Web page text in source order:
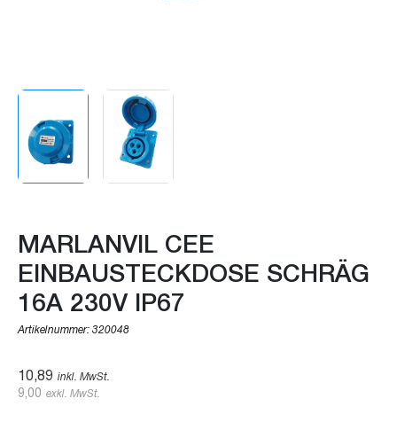
MARLANVIL CEE
EINBAUSTECKDOSE SCHRÄG
16A 230V IP67
Artikelnummer:320048
10,89 inkl. MwSt.
9,00 exkl. MwSt.